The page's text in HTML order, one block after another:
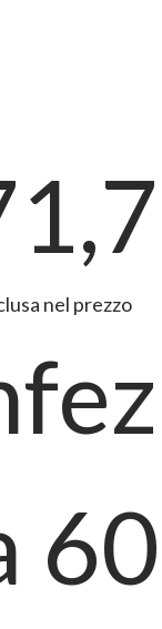
nel prezzo